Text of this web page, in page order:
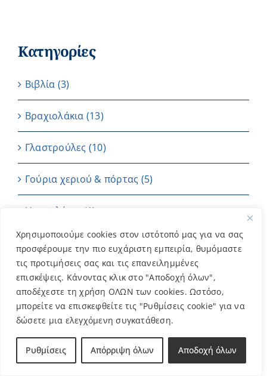
Χρησιμοποιούμε cookies στον ιστότοπό μας για να σας
προσφέρουμε την πιο ευχάριστη εμπειρία, θυμόμαστε
τις προτιμήσεις σας και τις επανειλημμένες
επισκέψεις. Κάνοντας κλικ στο "Αποδοχή όλων",
αποδέχεστε τη χρήση ΟΛΩΝ των cookies. Ωστόσο,
μπορείτε να επισκεφθείτε τις "Ρυθμίσεις cookie" για να
δώσετε μια ελεγχόμενη συγκατάθεση.
Ρυθμίσεις Απόρριψη όλων Αποδοχή όλων
Κατηγορίες
Βιβλία (3)
Βραχιολάκια (13)
Γλαστρούλες (10)
Γούρια χεριού & πόρτας (5)
Ημερολόγιο (1)
Καρτούλες
Κεριά (7)
Μπαντάνες(2)
Μπομπονιέρες(202)